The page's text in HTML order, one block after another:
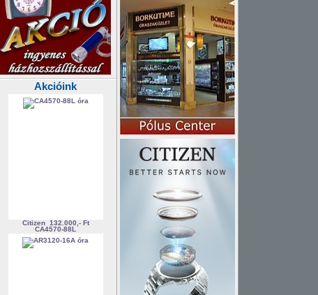
Akcióink
Citizen 132.000,- Ft
CA4570-88L